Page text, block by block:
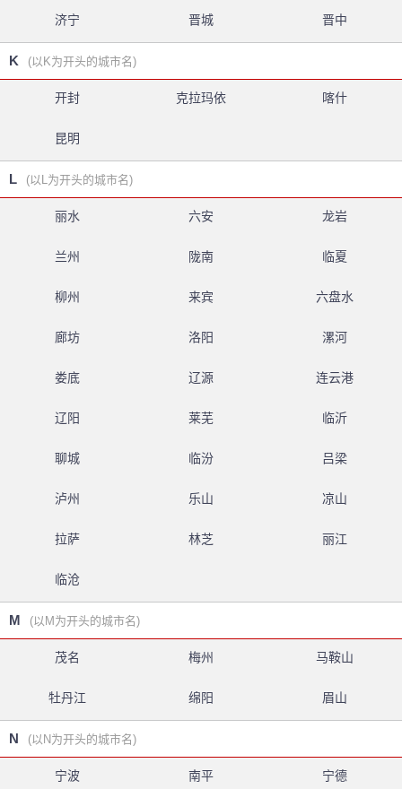
济宁 晋城 晋中
K (以K为开头的城市名)
开封 克拉玛依 喀什
昆明
L (以L为开头的城市名)
丽水 六安 龙岩
兰州 陇南 临夏
柳州 来宾 六盘水
廊坊 洛阳 漯河
娄底 辽源 连云港
辽阳 莱芜 临沂
聊城 临汾 吕梁
泸州 乐山 凉山
拉萨 林芝 丽江
临沧
M (以M为开头的城市名)
茂名 梅州 马鞍山
牡丹江 绵阳 眉山
N (以N为开头的城市名)
宁波 南平 宁德